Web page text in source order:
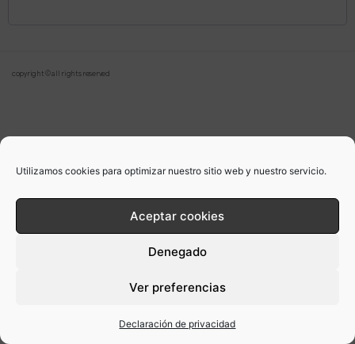
Utilizamos cookies para optimizar nuestro sitio web y nuestro servicio.
Aceptar cookies
Denegado
Ver preferencias
Declaración de privacidad
copyright © all rights reserved